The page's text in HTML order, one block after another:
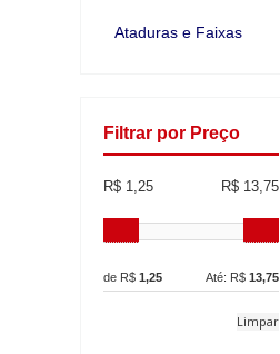
Ataduras e Faixas
Filtrar por Preço
R$ 1,25 R$ 13,75
de R$ 1,25 Até: R$ 13,75
Limpar
R$ 2,00
PAGAMENTO À VISTA